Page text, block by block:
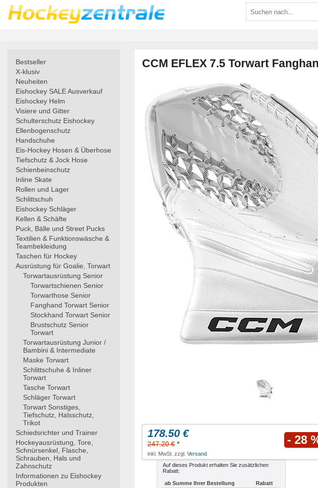
Bestseller
X-klusiv
Neuheiten
Eishockey SALE Ausverkauf
Eishockey Helm
Visiere und Gitter
Schulterschutz Eishockey
Ellenbogenschutz
Handschuhe
Eis-Hockey Hosen & Überhose
Tiefschutz & Jock Hose
Schienbeinschutz
Inline Skate
Rollen und Lager
Schlittschuh
Eishockey Schläger
Kellen & Schäfte
Puck, Bälle und Street Pucks
Textilien & Funktionswäsche &
Teambekleidung
Taschen für Hockey
Ausrüstung für Goalie, Torwart
Torwartausrüstung Senior
Torwartschienen Senior
Torwarthose Senior
Fanghand Torwart Senior
Stockhand Torwart Senior
Brustschutz Senior
Torwart
Torwartausrüstung Junior /
Bambini & Intermediate
Maske Torwart
Schlittschuhe & Inliner
Torwart
Tasche Torwart
Schläger Torwart
Torwart Sonstiges,
Tiefschutz, Halsschutz,
Trikot
Schiedsrichter und Trainer
Hockeyausrüstung, Tore,
Schnürsenkel, Flasche,
Schrauben, Hals und
Zahnschutz
Informationen zu Eishockey
Produkten
CCM EFLEX 7.5 Torwart
178.50 €
247.20 € * - 28
inkl. MwSt. zzgl. Versand
Auf dieses Produkt erhalten Sie zusätzlichen
Rabatt:
ab Summe Ihrer Bestellung
Rabatt